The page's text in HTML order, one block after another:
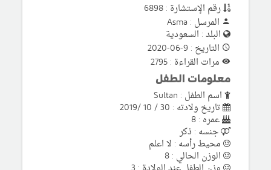
رقم الإستشارة : 6898
المرسل : Asma
البلد : السعودية
التاريخ : 9-06-2020
مرات القراءة : 2795
معلومات الطفل
اسم الطفل : Sultan
تاريخ ولادته : 30 / 10 /2019
عمره : 8
جنسه : ذكر
محيط رأسه : لا اعلم
الوزن الحالي : 8